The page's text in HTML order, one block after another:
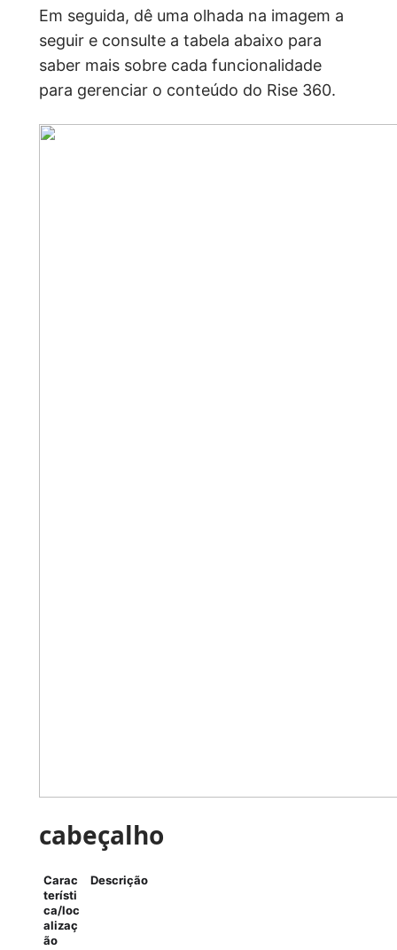
Em seguida, dê uma olhada na imagem a
seguir e consulte a tabela abaixo para
saber mais sobre cada funcionalidade
para gerenciar o conteúdo do Rise 360.
cabeçalho
Carac
terísti
ca/loc
alizaç
ão
Descrição